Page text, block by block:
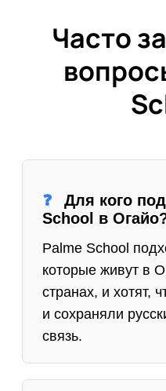
Часто
Для кого
School в
Palme School
которые живут в
странах, и хотят,
и сохраняли
связь.